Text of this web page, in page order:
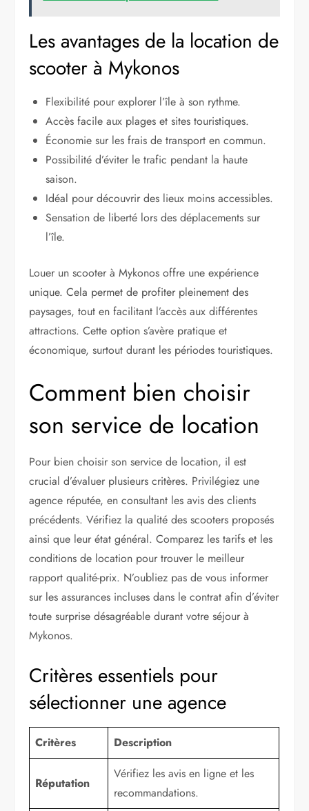
Les avantages de la location de
scooter à Mykonos
Flexibilité pour explorer l’île à son rythme.
Accès facile aux plages et sites touristiques.
Économie sur les frais de transport en commun.
Possibilité d’éviter le trafic pendant la haute
saison.
Idéal pour découvrir des lieux moins accessibles.
Sensation de liberté lors des déplacements sur
l’île.
Louer un scooter à Mykonos offre une expérience
unique. Cela permet de profiter pleinement des
paysages, tout en facilitant l’accès aux différentes
attractions. Cette option s’avère pratique et
économique, surtout durant les périodes touristiques.
Comment bien choisir
son service de location
Pour bien choisir son service de location, il est
crucial d’évaluer plusieurs critères. Privilégiez une
agence réputée, en consultant les avis des clients
précédents. Vérifiez la qualité des scooters proposés
ainsi que leur état général. Comparez les tarifs et les
conditions de location pour trouver le meilleur
rapport qualité-prix. N’oubliez pas de vous informer
sur les assurances incluses dans le contrat afin d’éviter
toute surprise désagréable durant votre séjour à
Mykonos.
Critères essentiels pour
sélectionner une agence
Critères Description
Réputation
Vérifiez les avis en ligne et les
recommandations.